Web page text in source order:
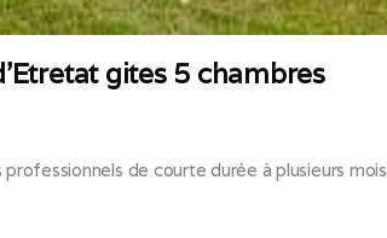
gites 5 chambres
de courte durée à plusieurs mois